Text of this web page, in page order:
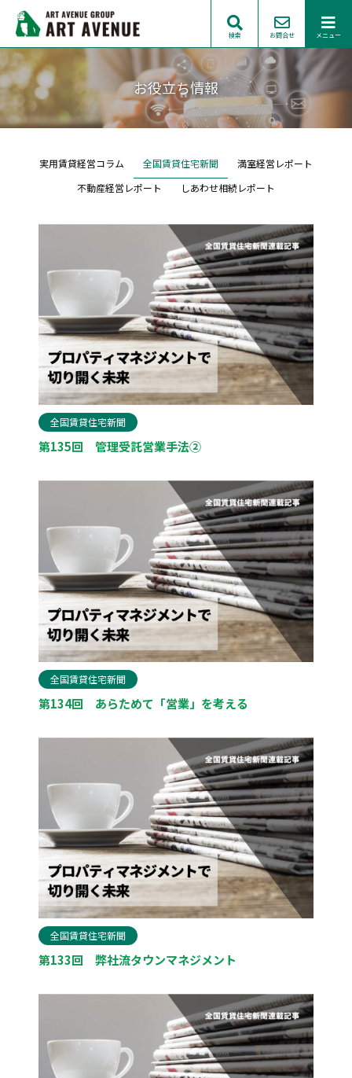
検索 お問合せ メニュー
お役立ち情報
実用賃貸経営コラム 全国賃貸住宅新聞
満室経営レポート
不動産経営レポート
しあわせ相続レポート
全国賃貸住宅新聞
第135回 管理受託営業手法②
全国賃貸住宅新聞
第134回 あらためて「営業」を考える
全国賃貸住宅新聞
第133回 弊社流タウンマネジメント